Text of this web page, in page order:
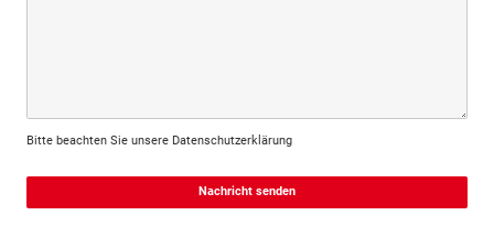
Bitte beachten Sie unsere Datenschutzerklärung
Nachricht senden